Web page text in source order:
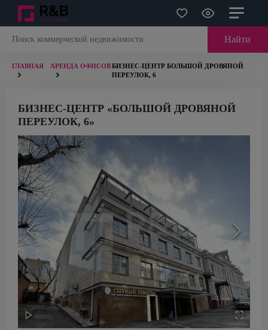
Найти
ГЛАВНАЯ АРЕНДА ОФИСОВБИЗНЕС-ЦЕНТР БОЛЬШОЙ ДРОВЯНОЙ
ПЕРЕУЛОК, 6
БИЗНЕС-ЦЕНТР «БОЛЬШОЙ ДРОВЯНОЙ
ПЕРЕУЛОК, 6»